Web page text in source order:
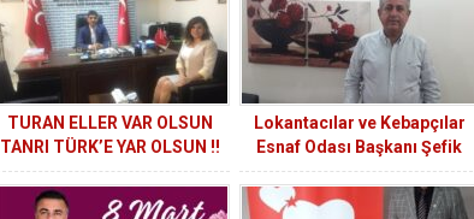
TURAN ELLER VAR OLSUN
TANRI TÜRK’E YAR OLSUN !!
Lokantacılar ve Kebapçılar
Esnaf Odası Başkanı Şefik
Arslan